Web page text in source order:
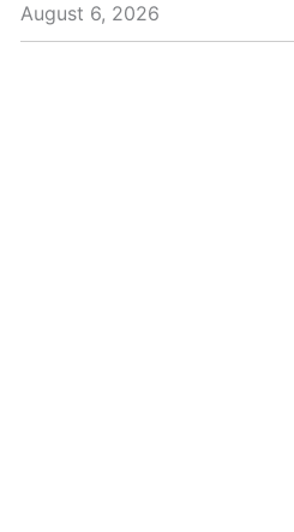
August 6, 2026